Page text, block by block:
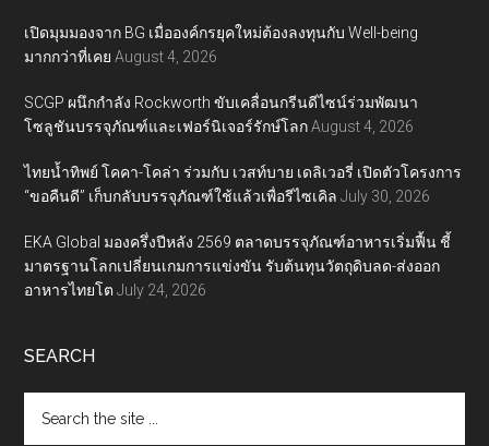
เปิดมุมมองจาก BG เมื่อองค์กรยุคใหม่ต้องลงทุนกับ Well-being
มากกว่าที่เคย August 4, 2026
SCGP ผนึกกำลัง Rockworth ขับเคลื่อนกรีนดีไซน์ร่วมพัฒนา
โซลูชันบรรจุภัณฑ์และเฟอร์นิเจอร์รักษ์โลก August 4, 2026
ไทยน้ำทิพย์ โคคา-โคล่า ร่วมกับ เวสท์บาย เดลิเวอรี่ เปิดตัวโครงการ
“ขอคืนดี” เก็บกลับบรรจุภัณฑ์ใช้แล้วเพื่อรีไซเคิล July 30, 2026
EKA Global มองครึ่งปีหลัง 2569 ตลาดบรรจุภัณฑ์อาหารเริ่มฟื้น ชี้
มาตรฐานโลกเปลี่ยนเกมการแข่งขัน รับต้นทุนวัตถุดิบลด-ส่งออก
อาหารไทยโต July 24, 2026
SEARCH
the